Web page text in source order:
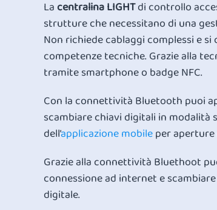
La centralina LIGHTdi controllo
strutture che necessitano di una
Non richiede cablaggi complessi e
competenze tecniche. Grazie alla
tramite smartphone o badge NFC.
Con la connettività Bluetooth puoi
scambiare chiavi digitali in
dell’applicazione mobileper
Grazie alla connettività Bluethoot
connessione ad internet e
digitale.